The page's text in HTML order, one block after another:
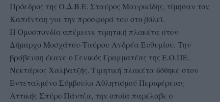
Πρόεδρος της Ο.Δ.Β.Ε. Σταύρος Μαυρικίδης, τίμησαν τον
Καπάνταη για την προσφορά του στο βόλεϊ.
Η Ομοσπονδία απέμεινε τιμητική πλακέτα στον
Δήμαρχο Μοσχάτου-Ταύρου Ανδρέα Ευθυμίου. Την
βράβευση έκανε ο Γενικός Γραμματέας της Ε.Ο.ΠΕ.
Νεκτάριος Χαλβατζής. Τιμητική πλακέτα δόθηκε στον
Εντεταλμένο Σύμβουλο Αθλητισμού Περιφέρειας
Αττικής Σπύρο Πάντζα, την οποία παρέλαβε ο